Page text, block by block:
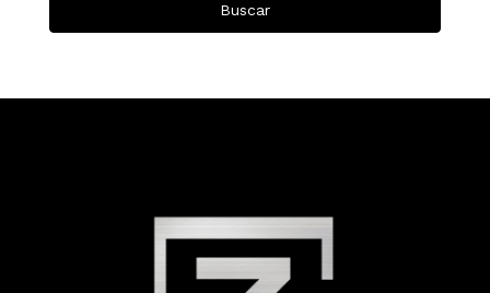
Buscar